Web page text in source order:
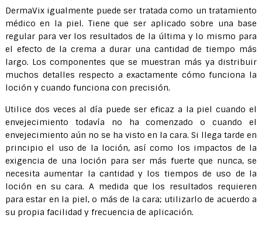
DermaVix igualmente puede ser tratada como un tratamiento
médico en la piel. Tiene que ser aplicado sobre una base
regular para ver los resultados de la última y lo mismo para
el efecto de la crema a durar una cantidad de tiempo más
largo. Los componentes que se muestran más ya distribuir
muchos detalles respecto a exactamente cómo funciona la
loción y cuando funciona con precisión.
Utilice dos veces al día puede ser eficaz a la piel cuando el
envejecimiento todavía no ha comenzado o cuando el
envejecimiento aún no se ha visto en la cara. Si llega tarde en
principio el uso de la loción, así como los impactos de la
exigencia de una loción para ser más fuerte que nunca, se
necesita aumentar la cantidad y los tiempos de uso de la
loción en su cara. A medida que los resultados requieren
para estar en la piel, o más de la cara; utilizarlo de acuerdo a
su propia facilidad y frecuencia de aplicación.